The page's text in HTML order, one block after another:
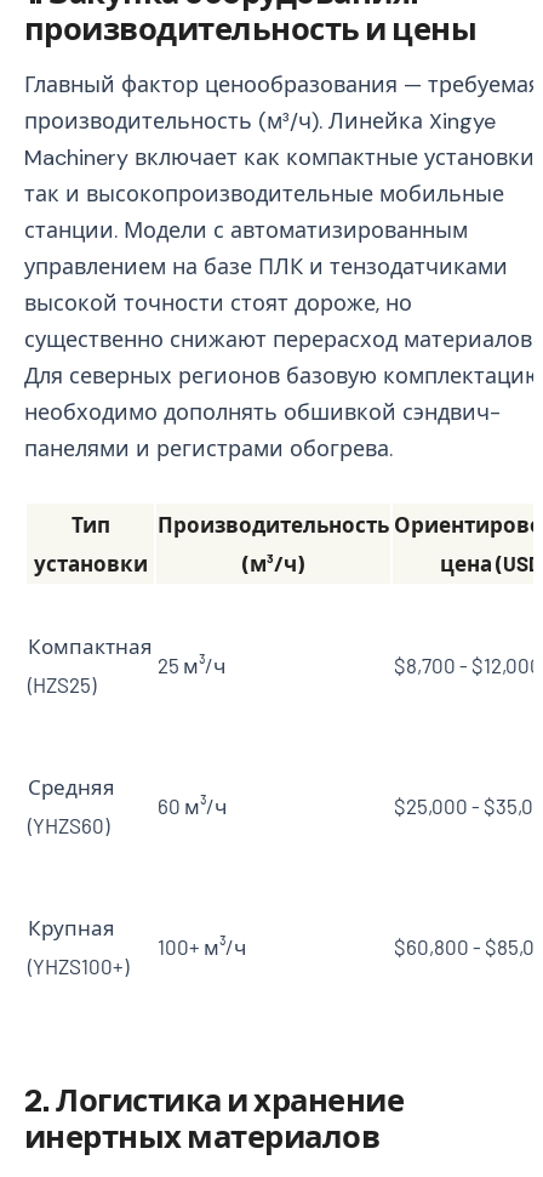
производительность и цены
Главный фактор ценообразования — требуемая
производительность (м³/ч). Линейка Xingye
Machinery включает как компактные установки,
так и высокопроизводительные мобильные
станции. Модели с автоматизированным
управлением на базе ПЛК и тензодатчиками
высокой точности стоят дороже, но
существенно снижают перерасход материалов.
Для северных регионов базовую комплектацию
необходимо дополнять обшивкой сэндвич-
панелями и регистрами обогрева.
Тип
установки
Производительность
(м³/ч)
цена
Компактная
(HZS25)
25 м³/ч $8,700 - $12,000
Средняя
(YHZS60)
60 м³/ч $25,000 -
Крупная
(YHZS100+)
100+ м³/ч $60,800 -
2. Логистика и хранение
инертных материалов